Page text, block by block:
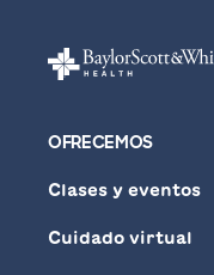
OFRECEMOS
Clases y eventos
Cuidado virtual